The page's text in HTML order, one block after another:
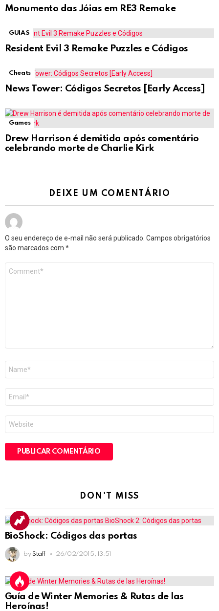
Monumento das Jóias em RE3 Remake
GUIAS
Resident Evil 3 Remake Puzzles e Códigos
Cheats
News Tower: Códigos Secretos [Early Access]
Games
Drew Harrison é demitida após comentário
celebrando morte de Charlie Kirk
DEIXE UM COMENTÁRIO
O seu endereço de e-mail não será publicado. Campos obrigatórios
são marcados com *
mail
*
DON'T MISS
BioShock: Códigos das portas
by Staff 26/02/2015, 13:51
Guía de Winter Memories & Rutas de las
Heroínas!